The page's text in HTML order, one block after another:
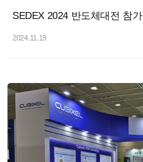
SEDEX 2024 반도체대전 참가
2024.11.19